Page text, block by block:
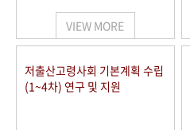
VIEW MORE
저출산고령사회 기본계획 수립
(1~4차) 연구 및 지원